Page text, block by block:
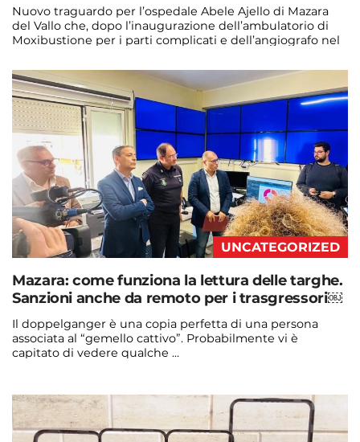
Nuovo traguardo per l’ospedale Abele Ajello di Mazara
del Vallo che, dopo l’inaugurazione dell’ambulatorio di
Moxibustione per i parti complicati e dell’angiografo nel
500 nascite, standard minimo fissato dal Ministero della
Salute per poter restare attivo. Il cinquecentesimo parto
del 2024 a Mazara è avvenuto giovedì 14 […]
UNCATEGORIZED
Mazara: come funziona la lettura delle targhe.
Sanzioni anche da remoto per i trasgressori￼
Il doppelganger è una copia perfetta di una persona
associata al “gemello cattivo”. Probabilmente vi è
capitato di vedere qualche ...
admin@admin.com 3 days fa